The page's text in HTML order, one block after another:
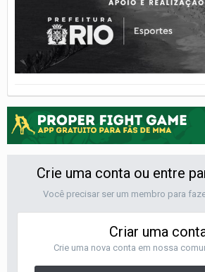
Crie uma conta ou entre
Você precisar ser um membro para
Criar uma
Crie uma nova conta em nossa